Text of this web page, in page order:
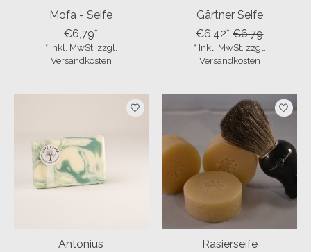
Mofa - Seife
€6,79*
* Inkl. MwSt. zzgl.
Versandkosten
Gärtner Seife
€6,42* €6,79
* Inkl. MwSt. zzgl.
Versandkosten
Antonius
Rasierseife
Subscribe to our newsletter to stay updated about our newest
products, and receive a 5% discount coupon for your next
Your discount applies to orders above €50,00